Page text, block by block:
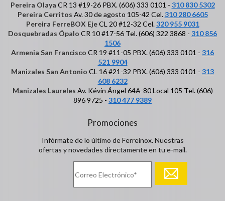
Pereira Olaya CR 13 #19-26 PBX. (606) 333 0101 - 310 830 5302
Pereira Cerritos Av. 30 de agosto 105-42 Cel.310 280 6605
Pereira FerreBOX EjeCL 20 #12-32 Cel.320 955 9031
Dosquebradas Ópalo CR 10 #17-56 Tel. (606) 322 3868 - 310 856
1506
Armenia San Francisco CR 19 #11-05 PBX. (606) 333 0101 - 316
521 9904
Manizales San Antonio CL 16 #21-32 PBX. (606) 333 0101 - 313
608 6232
Manizales Laureles Av. Kévin Ángel 64A-80 Local 105 Tel. (606)
896 9725 - 310 477 9389
Promociones
Infórmate de lo último de Ferreinox. Nuestras
ofertas y novedades directamente en tu e-mail.